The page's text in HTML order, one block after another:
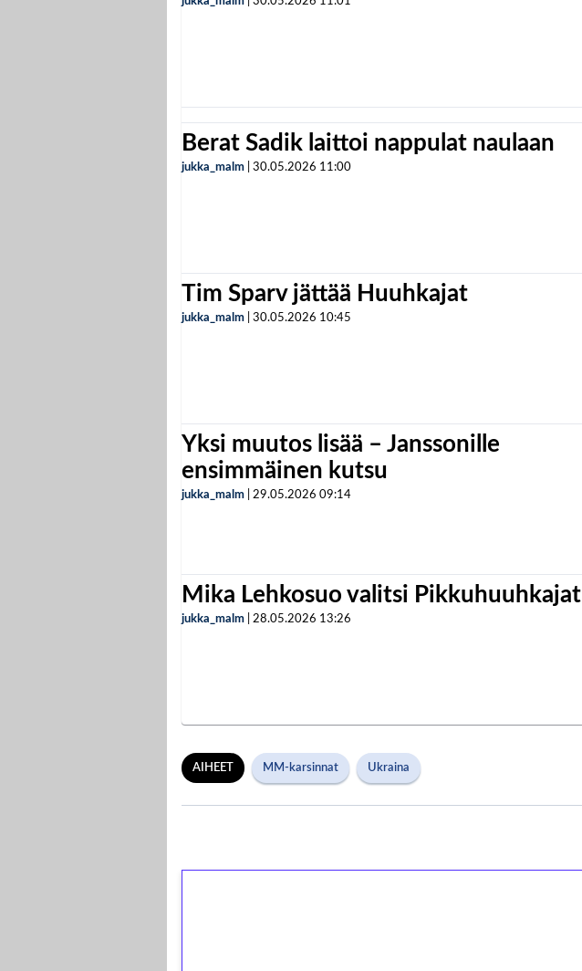
Berat Sadik laittoi nappulat naulaan
jukka_malm 30.05.2026 11:00
Tim Sparv jättää Huuhkajat
jukka_malm 30.05.2026 10:45
Yksi muutos lisää – Janssonille
ensimmäinen kutsu
jukka_malm 29.05.2026 09:14
Mika Lehkosuo valitsi Pikkuhuuhkajat
jukka_malm 28.05.2026 13:26
AIHEET MM-karsinnat Ukraina